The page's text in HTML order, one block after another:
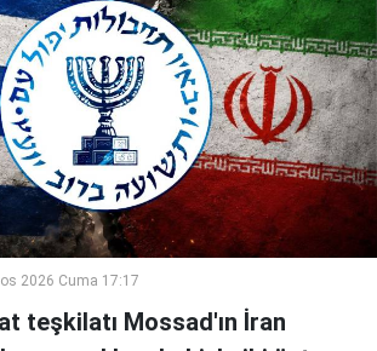
2026 Cuma 17:17
teşkilatı Mossad'ın İran